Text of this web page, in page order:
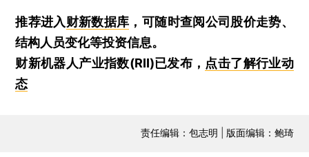
推荐进入财新数据库 ，可随时查阅公司股价走势、
结构人员变化等投资信息。
财新机器人产业指数(RII)已发布， 点击了解行业动
态
责任编辑：包志明 | 版面编辑：鲍琦